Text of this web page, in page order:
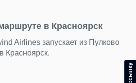
в Красноярск
Airlines запускает из Пулково
Красноярск.